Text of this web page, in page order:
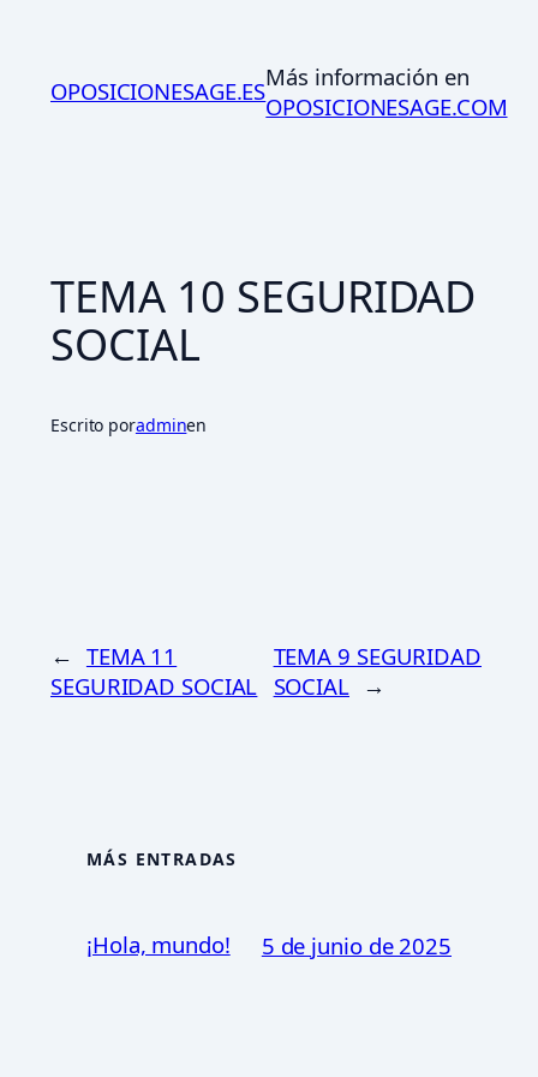
contenido
OPOSICIONESAGE.ESMás información en
OPOSICIONESAGE.COM
TEMA 10 SEGURIDAD
SOCIAL
Escrito poradminen
← TEMA 11
SEGURIDAD SOCIAL
TEMA 9 SEGURIDAD
SOCIAL →
MÁS ENTRADAS
¡Hola, mundo! 5 de junio de 2025